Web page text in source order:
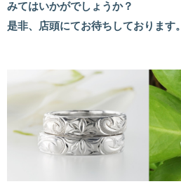
みてはいかがでしょうか？
是非、店頭にてお待ちしております。